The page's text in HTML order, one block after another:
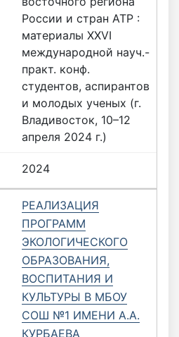
России и стран АТР :
материалы ХХVI
международной науч.-
практ. конф.
студентов, аспирантов
и молодых ученых (г.
Владивосток, 10–12
апреля 2024 г.)
2024
РЕАЛИЗАЦИЯ
ПРОГРАММ
ЭКОЛОГИЧЕСКОГО
ОБРАЗОВАНИЯ,
ВОСПИТАНИЯ И
КУЛЬТУРЫ В МБОУ
СОШ №1 ИМЕНИ А.А.
КУРБАЕВА